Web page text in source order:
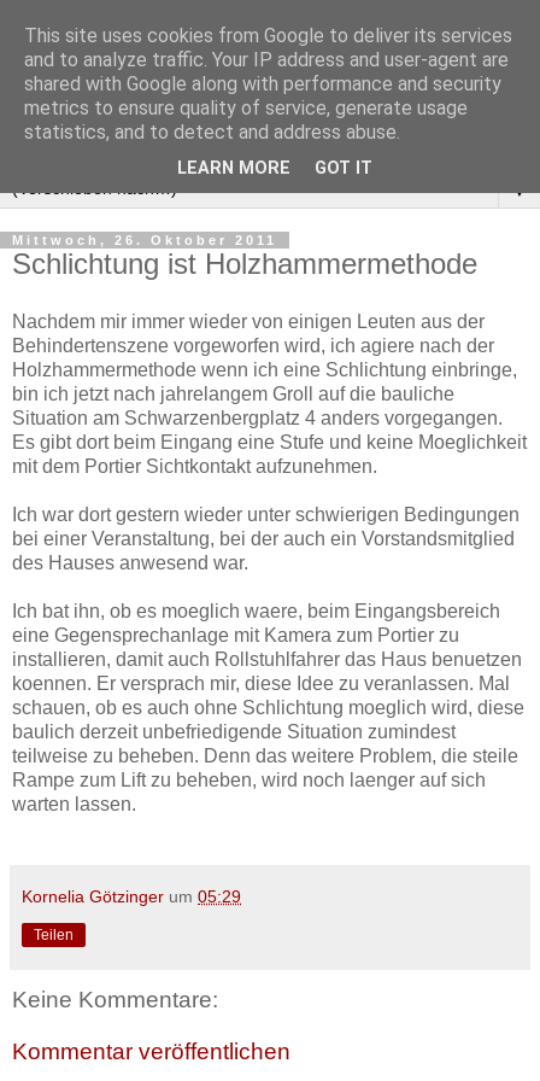
▼
Mittwoch, 26. Oktober 2011
Schlichtung ist Holzhammermethode
Nachdem mir immer wieder von einigen Leuten aus der
Behindertenszene vorgeworfen wird, ich agiere nach der
Holzhammermethode wenn ich eine Schlichtung einbringe,
bin ich jetzt nach jahrelangem Groll auf die bauliche
Situation am Schwarzenbergplatz 4 anders vorgegangen.
Es gibt dort beim Eingang eine Stufe und keine Moeglichkeit
mit dem Portier Sichtkontakt aufzunehmen.
Ich war dort gestern wieder unter schwierigen Bedingungen
bei einer Veranstaltung, bei der auch ein Vorstandsmitglied
des Hauses anwesend war.
Ich bat ihn, ob es moeglich waere, beim Eingangsbereich
eine Gegensprechanlage mit Kamera zum Portier zu
installieren, damit auch Rollstuhlfahrer das Haus benuetzen
koennen. Er versprach mir, diese Idee zu veranlassen. Mal
schauen, ob es auch ohne Schlichtung moeglich wird, diese
baulich derzeit unbefriedigende Situation zumindest
teilweise zu beheben. Denn das weitere Problem, die steile
Rampe zum Lift zu beheben, wird noch laenger auf sich
warten lassen.
Kornelia Götzinger um 05:29
Teilen
Keine Kommentare:
Kommentar veröffentlichen
This site uses cookies from Google to deliver its services
and to analyze traffic. Your IP address and user-agent are
shared with Google along with performance and security
metrics to ensure quality of service, generate usage
statistics, and to detect and address abuse.
LEARN MORE GOT IT